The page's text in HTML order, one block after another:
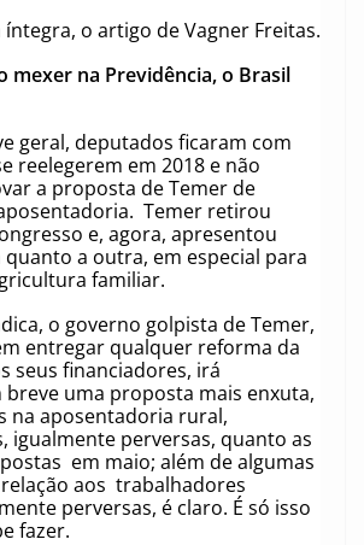
íntegra, o artigo de Vagner Freitas.
mexer na Previdência, o Brasil
geral, deputados ficaram com
reelegerem em 2018 e não
a proposta de Temer de
Temer retirou
e, agora, apresentou
a outra, em especial para
familiar.
o governo golpista de Temer,
entregar qualquer reforma da
seus financiadores, irá
uma proposta mais enxuta,
na aposentadoria rural,
igualmente perversas, quanto as
em maio; além de algumas
aos trabalhadores
perversas, é claro. É só isso
fazer.